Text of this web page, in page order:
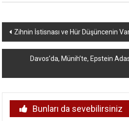
Yazı
dolaşımı
Zihnin İstisnası ve Hür Düşüncenin
Davos’da, Münih’te, Epstein
Bunları da sevebilirsiniz